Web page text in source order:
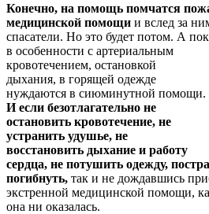
Конечно, на помощь помчатся
медицинской помощи и вслед за
спасатели. Но это будет потом. А
в особенности с артериальным
кровотечением, остановкой
дыхания, в горящей одежде
нуждаются в сиюминутной помощи.
И если безотлагательно не
остановить кровотечение, не
устранить удушье, не
восстановить дыхание и работу
сердца, не потушить одежду,
погибнуть, так и не дождавшись
экстренной медицинской помощи,
она ни оказалась.